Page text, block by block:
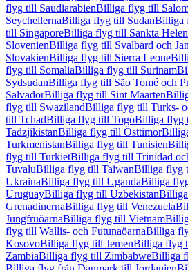
flyg till SaudiarabienBilliga flyg till
SeychellernaBilliga flyg till SudanBilliga
till SingaporeBilliga flyg till Sankta
SlovenienBilliga flyg till Svalbard och
SlovakienBilliga flyg till Sierra Leone
flyg till SomaliaBilliga flyg till Surinam
SydsudanBilliga flyg till São Tomé och
SalvadorBilliga flyg till Sint Maarten
flyg till SwazilandBilliga flyg till Turks-
till TchadBilliga flyg till TogoBilliga flyg
TadzjikistanBilliga flyg till Östtimor
TurkmenistanBilliga flyg till Tunisien
flyg till TurkietBilliga flyg till Trinidad
TuvaluBilliga flyg till TaiwanBilliga flyg
UkrainaBilliga flyg till UgandaBilliga
UruguayBilliga flyg till Uzbekistan
GrenadinernaBilliga flyg till Venezuela
JungfruöarnaBilliga flyg till Vietnam
flyg till Wallis- och FutunaöarnaBilliga
KosovoBilliga flyg till JemenBilliga flyg
ZambiaBilliga flyg till ZimbabweBilliga